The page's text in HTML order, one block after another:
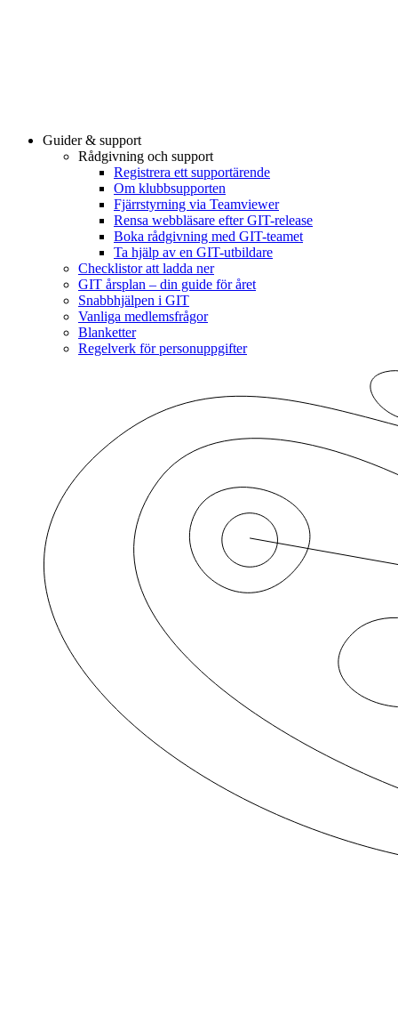
Guider & support
Rådgivning och support
Registrera ett supportärende
Om klubbsupporten
Fjärrstyrning via Teamviewer
Rensa webbläsare efter GIT-release
Boka rådgivning med GIT-teamet
Ta hjälp av en GIT-utbildare
Checklistor att ladda ner
GIT årsplan – din guide för året
Snabbhjälpen i GIT
Vanliga medlemsfrågor
Blanketter
Regelverk för personuppgifter